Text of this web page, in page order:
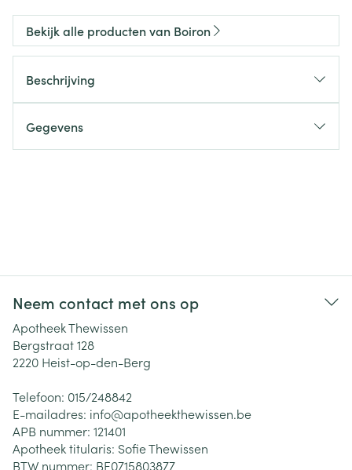
Bekijk alle producten van Boiron
Beschrijving
Gegevens
Neem contact met ons op
Apotheek Thewissen
Bergstraat 128
2220 Heist-op-den-Berg
Telefoon: 015/248842
E-mailadres: info@apotheekthewissen.be
APB nummer: 121401
Apotheek titularis: Sofie Thewissen
BTW nummer: BE0715803877